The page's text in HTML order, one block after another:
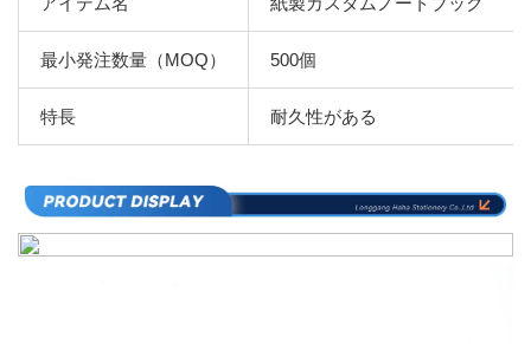
最小発注数量（MOQ） 500個
特長 耐久性がある